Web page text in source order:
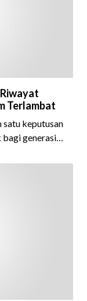
Terlambat
satu keputusan
bagi generasi
Namun